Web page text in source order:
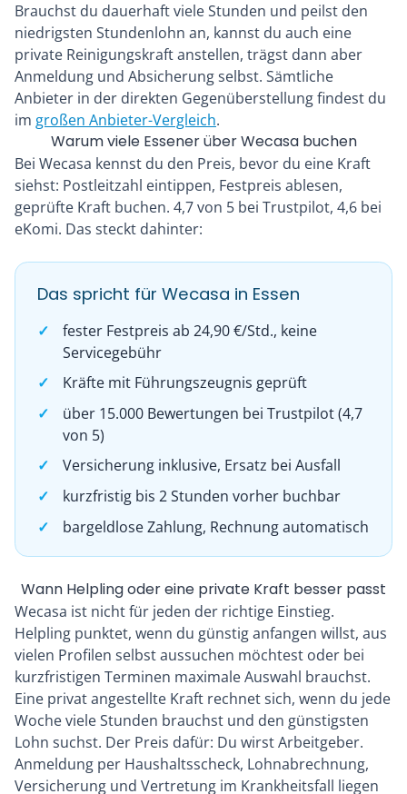
Brauchst du dauerhaft viele Stunden und peilst den
niedrigsten Stundenlohn an, kannst du auch eine
private Reinigungskraft anstellen, trägst dann aber
Anmeldung und Absicherung selbst. Sämtliche
Anbieter in der direkten Gegenüberstellung findest du
im großen Anbieter-Vergleich.
Warum viele Essener über Wecasa buchen
Bei Wecasa kennst du den Preis, bevor du eine Kraft
siehst: Postleitzahl eintippen, Festpreis ablesen,
geprüfte Kraft buchen. 4,7 von 5 bei Trustpilot, 4,6 bei
eKomi. Das steckt dahinter:
Das spricht für Wecasa in Essen
fester Festpreis ab 24,90 €/Std., keine
Servicegebühr
Kräfte mit Führungszeugnis geprüft
über 15.000 Bewertungen bei Trustpilot (4,7
von 5)
Versicherung inklusive, Ersatz bei Ausfall
kurzfristig bis 2 Stunden vorher buchbar
bargeldlose Zahlung, Rechnung automatisch
Wann Helpling oder eine private Kraft besser passt
Wecasa ist nicht für jeden der richtige Einstieg.
Helpling punktet, wenn du günstig anfangen willst, aus
vielen Profilen selbst aussuchen möchtest oder bei
kurzfristigen Terminen maximale Auswahl brauchst.
Eine privat angestellte Kraft rechnet sich, wenn du jede
Woche viele Stunden brauchst und den günstigsten
Lohn suchst. Der Preis dafür: Du wirst Arbeitgeber.
Anmeldung per Haushaltsscheck, Lohnabrechnung,
Versicherung und Vertretung im Krankheitsfall liegen